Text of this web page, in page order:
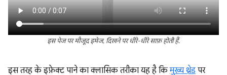
इस पेज पर मौजूद इमेज, दिखने पर धीरे-धीरे साफ़ होती हैं.
इस तरह के इफ़ेक्ट पाने का क्लासिक तरीका यह है किमुख्य थ्रेड पर